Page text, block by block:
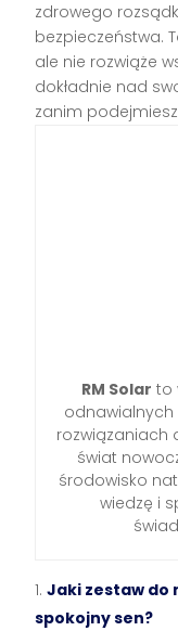
zdrowego
bezpieczeństwa.
ale nie rozwiąże
dokładnie nad
zanim
RM Solar to
odnawialnych
rozwiązaniach
świat
środowisko
wiedzę i
Jaki zestaw do
spokojny sen?